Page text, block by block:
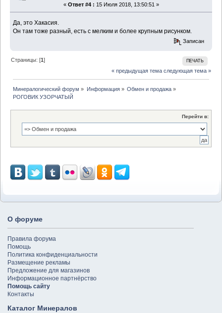
« Ответ #4 : 15 Июля 2018, 13:50:51 »
Да, это Хакасия.
Он там тоже разный, есть с мелким и более крупным рисунком.
Записан
ПЕЧАТЬ
Страницы: [1]
« предыдущая тема следующая тема »
Минералогический форум » Информация» Обмен и продажа»
РОГОВИК УЗОРЧАТЫЙ
Перейти в:
О форуме
Правила форума
Помощь
Политика конфиденциальности
Размещение рекламы
Предложение для магазинов
Информационное партнёрство
Помощь сайту
Контакты
Каталог Минералов